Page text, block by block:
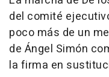
del comité
poco más de un
de Ángel Simón
la firma en